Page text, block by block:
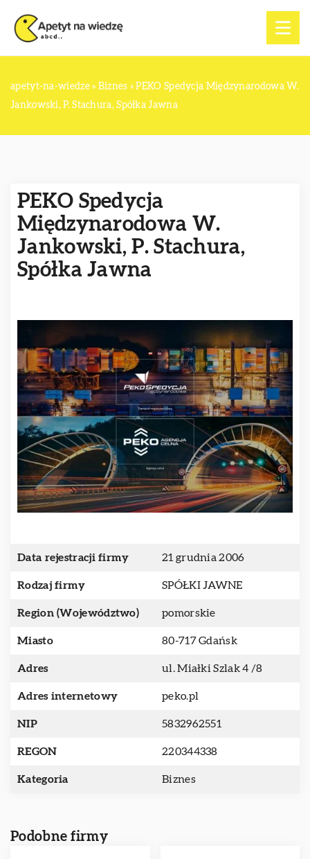
apetyt-na-wiedze» Biznes »PEKO Spedycja Międzynarodowa W.
Jankowski, P. Stachura, Spółka Jawna
PEKO Spedycja
Międzynarodowa W.
Jankowski, P. Stachura,
Spółka Jawna
Data rejestracji firmy 21 grudnia 2006
Rodzaj firmy SPÓŁKI JAWNE
Region (Województwo) pomorskie
Miasto 80-717 Gdańsk
Adres ul. Miałki Szlak 4 /8
Adres internetowy peko.pl
NIP 5832962551
REGON 220344338
Kategoria Biznes
Podobne firmy